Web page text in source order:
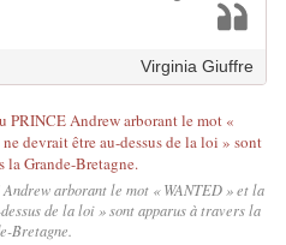
Virginia Giuffre
Andrew arborant le mot « WANTED » et la
de la loi » sont apparus à travers la
Bretagne.